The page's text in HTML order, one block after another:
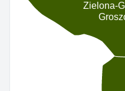
Zielona-